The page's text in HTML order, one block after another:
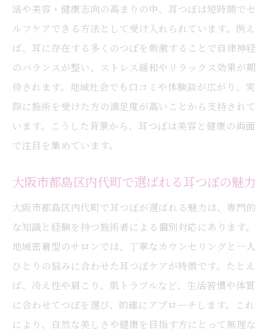
活や美容・健康志向の高まりの中、耳つぼは短時間でセ
ルフケアできる方法として受け入れられています。例え
ば、耳に存在する多くのつぼを刺激することで自律神経
のバランスが整い、ストレス緩和やリラックス効果が期
待されます。地域社会でも口コミや体験談が広がり、実
際に施術を受けた方の満足度が高いことから支持されて
います。こうした背景から、耳つぼは美容と健康の両面
で注目を集めています。
大阪市都島区内代町で選ばれる耳つぼの魅力
大阪市都島区内代町で耳つぼが選ばれる魅力は、専門的
な知識と経験を持つ施術者による個別対応にあります。
地域密着型のサロンでは、丁寧なカウンセリングと一人
ひとりの悩みに合わせた耳つぼケアが特徴です。たとえ
ば、冷え性や肩こり、肌トラブルなど、生活習慣や体質
に合わせてつぼを選び、的確にアプローチします。これ
により、自然な美しさや健康を目指す方にとって無理な